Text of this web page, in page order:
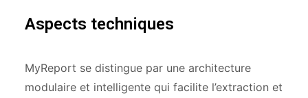
Aspects techniques
MyReport se distingue par une architecture
modulaire et intelligente qui facilite l’extraction et